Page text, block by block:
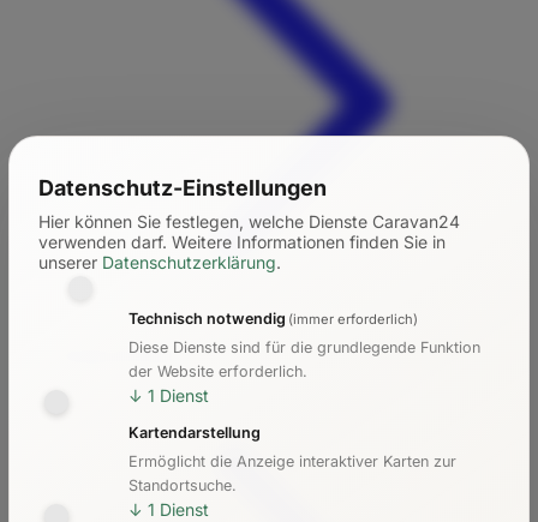
Kosten & Preise
Datenschutz-Einstellungen
Hier können Sie festlegen, welche Dienste Caravan24
verwenden darf. Weitere Informationen finden Sie in
unserer Datenschutzerklärung.
Technisch notwendig (immer erforderlich)
Diese Dienste sind für die grundlegende Funktion
der Website erforderlich.
↓ 1 Dienst
Kartendarstellung
Ermöglicht die Anzeige interaktiver Karten zur
Standortsuche.
↓ 1 Dienst